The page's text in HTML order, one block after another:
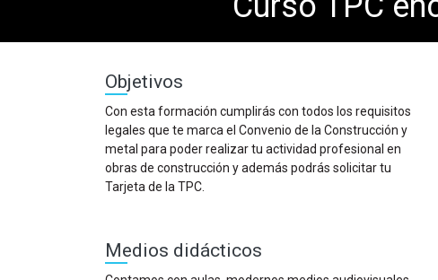
Objetivos
Con esta formación cumplirás con todos los requisitos
legales que te marca el Convenio de la Construcción y
metal para poder realizar tu actividad profesional en
obras de construcción y además podrás solicitar tu
Tarjeta de la TPC.
Medios didácticos